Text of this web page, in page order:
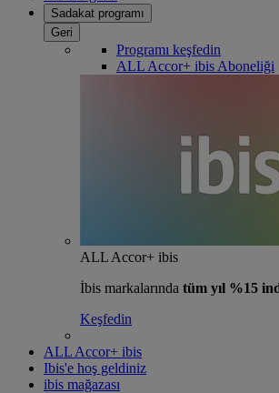
Sadakat programı
Geri
Programı keşfedin
ALL Accor+ ibis Aboneliği
ALL Accor+ ibis
İbis markalarında tüm yıl %15
Keşfedin
ALL Accor+ ibis
Ibis'e hoş geldiniz
ibis mağazası